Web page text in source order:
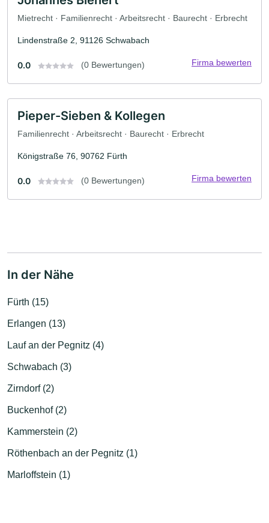
Mietrecht · Familienrecht · Arbeitsrecht · Baurecht · Erbrecht
Lindenstraße 2, 91126 Schwabach
0.0 (0 Bewertungen) Firma bewerten
Pieper-Sieben & Kollegen
Familienrecht · Arbeitsrecht · Baurecht · Erbrecht
Königstraße 76, 90762 Fürth
0.0 (0 Bewertungen) Firma bewerten
In der Nähe
Fürth (15)
Erlangen (13)
Lauf an der Pegnitz (4)
Schwabach (3)
Zirndorf (2)
Buckenhof (2)
Kammerstein (2)
Röthenbach an der Pegnitz (1)
Marloffstein (1)